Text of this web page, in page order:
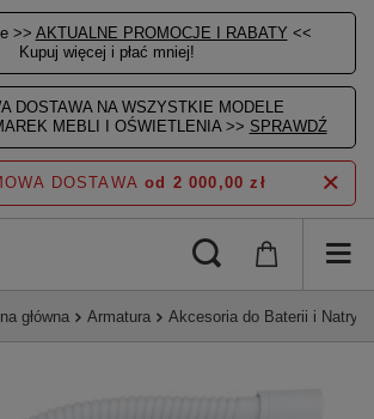
>> AKTUALNE PROMOCJE I RABATY <<
Kupuj więcej i płać mniej!
DOSTAWA NA WSZYSTKIE MODELE
MEBLI I OŚWIETLENIA >> SPRAWDŹ
DOSTAWA od 2 000,00 zł
główna Armatura Akcesoria do Baterii i